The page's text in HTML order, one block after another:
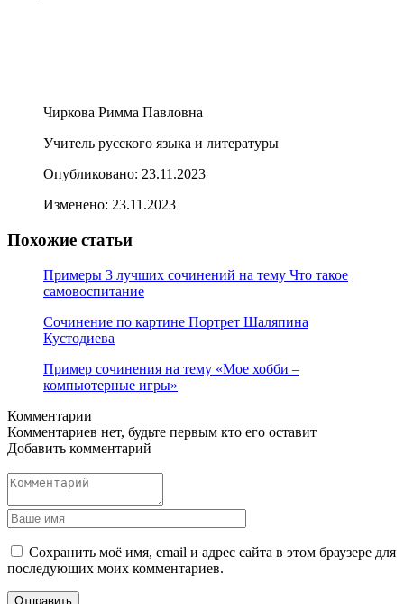
Чиркова Римма Павловна
Учитель русского языка и литературы
Опубликовано: 23.11.2023
Изменено: 23.11.2023
Похожие статьи
Примеры 3 лучших сочинений на тему Что такое
самовоспитание
Сочинение по картине Портрет Шаляпина
Кустодиева
Пример сочинения на тему «Мое хобби –
компьютерные игры»
Комментарии
Комментариев нет, будьте первым кто его оставит
Добавить комментарий
Сохранить моё имя, email и адрес сайта в этом браузере для
последующих моих комментариев.